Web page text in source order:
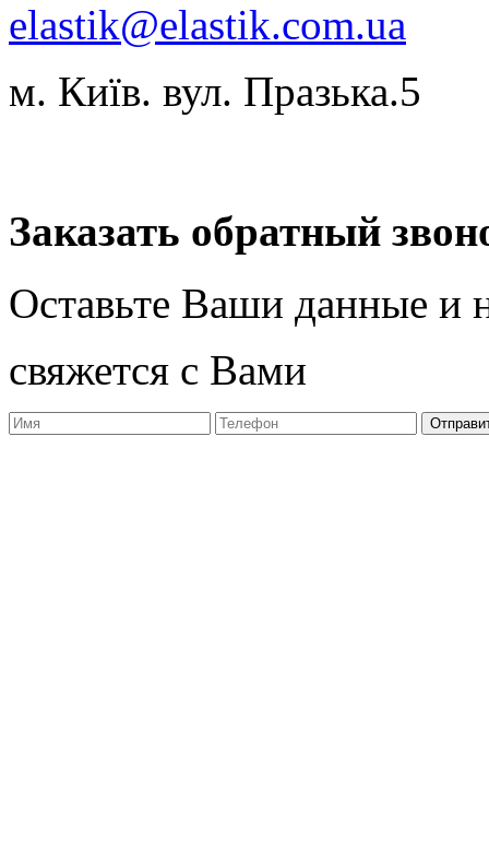
elastik@elastik.com.ua
м. Київ. вул. Празька.5
Заказать обратный
Оставьте Ваши данные и
свяжется с Вами